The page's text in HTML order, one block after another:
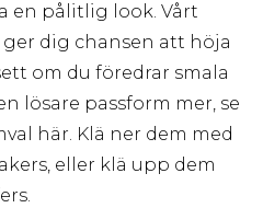
en pålitlig look. Vårt
dig chansen att höja
om du föredrar smala
lösare passform mer, se
här. Klä ner dem med
eller klä upp dem